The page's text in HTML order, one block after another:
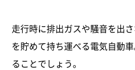
走行時に排出ガスや騒音を出
を貯めて持ち運べる電気自動
ることでしょう。